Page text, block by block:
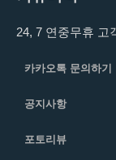
24, 7 연중무휴 고
카카오톡 문의하기
공지사항
포토리뷰